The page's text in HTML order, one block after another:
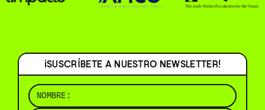
¡SUSCRÍBETE A NUESTRO NEWSLETTER!